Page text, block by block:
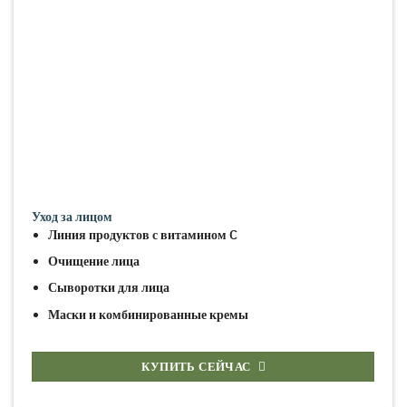
Уход за лицом
Линия продуктов с витамином C
Очищение лица
Сыворотки для лица
Маски и комбинированные кремы
КУПИТЬ СЕЙЧАС